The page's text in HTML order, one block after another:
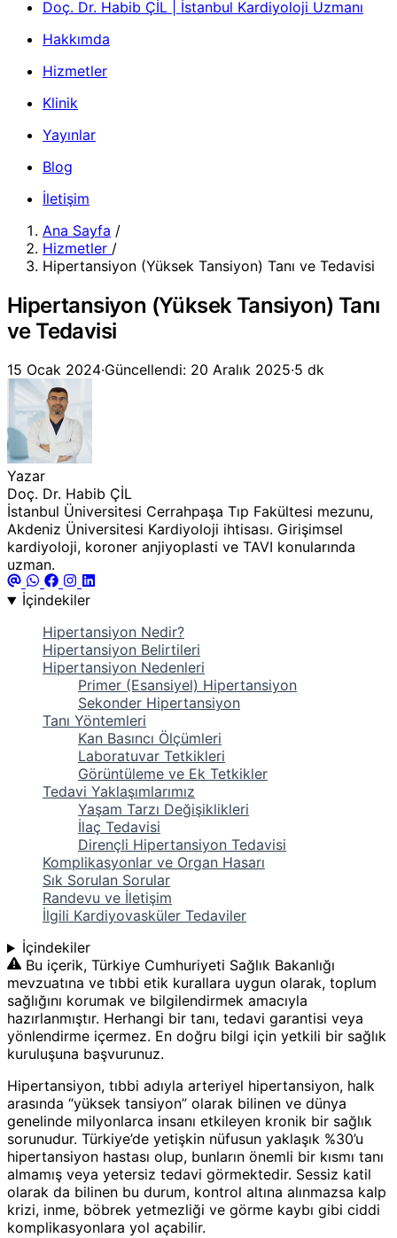
Doç. Dr. Habib ÇİL | İstanbul Kardiyoloji Uzmanı
Hakkımda
Hizmetler
Klinik
Yayınlar
Blog
İletişim
Ana Sayfa /
Hizmetler /
Hipertansiyon (Yüksek Tansiyon) Tanı ve Tedavisi
Hipertansiyon (Yüksek Tansiyon) Tanı
ve Tedavisi
15 Ocak 2024·Güncellendi: 20 Aralık 2025·5 dk
Yazar
Doç. Dr. Habib ÇİL
İstanbul Üniversitesi Cerrahpaşa Tıp Fakültesi mezunu,
Akdeniz Üniversitesi Kardiyoloji ihtisası. Girişimsel
kardiyoloji, koroner anjiyoplasti ve TAVI konularında
uzman.
İçindekiler
Hipertansiyon Nedir?
Hipertansiyon Belirtileri
Hipertansiyon Nedenleri
Primer (Esansiyel) Hipertansiyon
Sekonder Hipertansiyon
Tanı Yöntemleri
Kan Basıncı Ölçümleri
Laboratuvar Tetkikleri
Görüntüleme ve Ek Tetkikler
Tedavi Yaklaşımlarımız
Yaşam Tarzı Değişiklikleri
İlaç Tedavisi
Dirençli Hipertansiyon Tedavisi
Komplikasyonlar ve Organ Hasarı
Sık Sorulan Sorular
Randevu ve İletişim
İlgili Kardiyovasküler Tedaviler
İçindekiler
Bu içerik, Türkiye Cumhuriyeti Sağlık Bakanlığı
mevzuatına ve tıbbi etik kurallara uygun olarak, toplum
sağlığını korumak ve bilgilendirmek amacıyla
hazırlanmıştır. Herhangi bir tanı, tedavi garantisi veya
yönlendirme içermez. En doğru bilgi için yetkili bir sağlık
kuruluşuna başvurunuz.
Hipertansiyon, tıbbi adıyla arteriyel hipertansiyon, halk
arasında “yüksek tansiyon” olarak bilinen ve dünya
genelinde milyonlarca insanı etkileyen kronik bir sağlık
sorunudur. Türkiye’de yetişkin nüfusun yaklaşık %30’u
hipertansiyon hastası olup, bunların önemli bir kısmı tanı
almamış veya yetersiz tedavi görmektedir. Sessiz katil
olarak da bilinen bu durum, kontrol altına alınmazsa kalp
krizi, inme, böbrek yetmezliği ve görme kaybı gibi ciddi
komplikasyonlara yol açabilir.